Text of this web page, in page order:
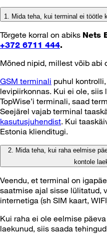
1. Mida teha, kui terminal ei töötle
Tõrgete korral on abiks Nets
+372 6711 444.
Mõned nipid, millest võib abi
GSM terminali puhul
levipiirkonnas. Kui ei ole,
TopWise’i terminali, saad
Seejärel vajab terminal
kasutusjuhendist. Kui
Estonia klienditugi.
2. Mida teha, kui raha eelmise
kontole
Veendu, et terminal on
saatmise ajal sisse lülitatud,
internetiga (sh SIM kaart,
Kui raha ei ole eelmise
laekunud, siis saada